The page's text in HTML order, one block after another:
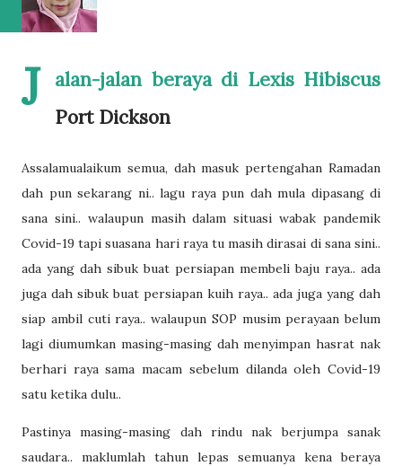
J
alan-jalan beraya di Lexis Hibiscus
Port Dickson
Assalamualaikum semua, dah masuk pertengahan Ramadan
dah pun sekarang ni.. lagu raya pun dah mula dipasang di
sana sini.. walaupun masih dalam situasi wabak pandemik
Covid-19 tapi suasana hari raya tu masih dirasai di sana sini..
ada yang dah sibuk buat persiapan membeli baju raya.. ada
juga dah sibuk buat persiapan kuih raya.. ada juga yang dah
siap ambil cuti raya.. walaupun SOP musim perayaan belum
lagi diumumkan masing-masing dah menyimpan hasrat nak
berhari raya sama macam sebelum dilanda oleh Covid-19
satu ketika dulu..
Pastinya masing-masing dah rindu nak berjumpa sanak
saudara.. maklumlah tahun lepas semuanya kena beraya